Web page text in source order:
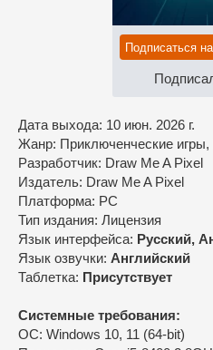
Подписаться
Дата выхода: 10 июн. 2026 г.
Жанр: Приключенческие
Разработчик: Draw Me A Pixel
Издатель: Draw Me A Pixel
Платформа: PC
Тип издания: Лицензия
Язык интерфейса: Русский,
Язык озвучки: Английский
Таблетка: Присутствует
Системные требования:
ОС: Windows 10, 11 (64-bit)